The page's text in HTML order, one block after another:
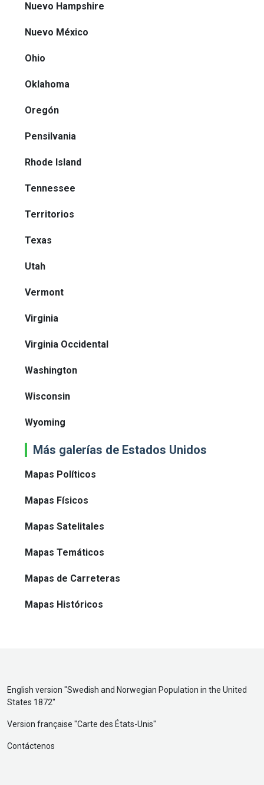
Nuevo Hampshire
Nuevo México
Ohio
Oklahoma
Oregón
Pensilvania
Rhode Island
Tennessee
Territorios
Texas
Utah
Vermont
Virginia
Virginia Occidental
Washington
Wisconsin
Wyoming
Más galerías de Estados Unidos
Mapas Políticos
Mapas Físicos
Mapas Satelitales
Mapas Temáticos
Mapas de Carreteras
Mapas Históricos
English version "Swedish and Norwegian Population in the United
States 1872"
Version française "Carte des États-Unis"
Contáctenos